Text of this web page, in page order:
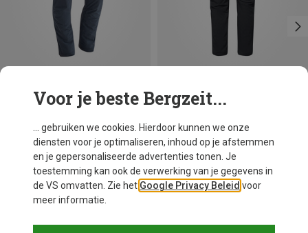
Je bespaart tot 15% Je bespaart 31%
Voor je beste Bergzeit...
... gebruiken we cookies. Hierdoor kunnen we onze
diensten voor je optimaliseren, inhoud op je afstemmen
en je gepersonaliseerde advertenties tonen. Je
toestemming kan ook de verwerking van je gegevens in
de VS omvatten. Zie het Google Privacy Beleid voor
meer informatie.